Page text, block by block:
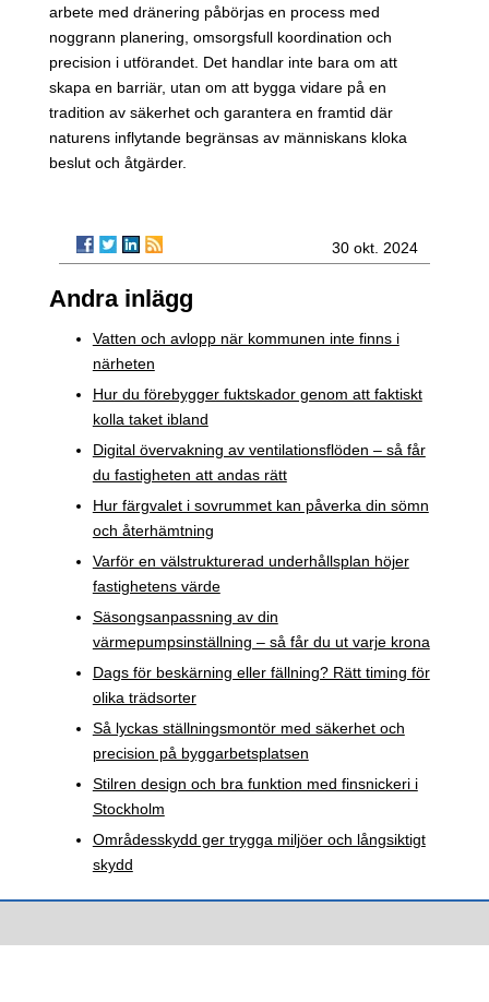
arbete med dränering påbörjas en process med
noggrann planering, omsorgsfull koordination och
precision i utförandet. Det handlar inte bara om att
skapa en barriär, utan om att bygga vidare på en
tradition av säkerhet och garantera en framtid där
naturens inflytande begränsas av människans kloka
beslut och åtgärder.
30 okt. 2024
Andra inlägg
Vatten och avlopp när kommunen inte finns i
närheten
Hur du förebygger fuktskador genom att faktiskt
kolla taket ibland
Digital övervakning av ventilationsflöden – så får
du fastigheten att andas rätt
Hur färgvalet i sovrummet kan påverka din sömn
och återhämtning
Varför en välstrukturerad underhållsplan höjer
fastighetens värde
Säsongsanpassning av din
värmepumpsinställning – så får du ut varje krona
Dags för beskärning eller fällning? Rätt timing för
olika trädsorter
Så lyckas ställningsmontör med säkerhet och
precision på byggarbetsplatsen
Stilren design och bra funktion med finsnickeri i
Stockholm
Områdesskydd ger trygga miljöer och långsiktigt
skydd